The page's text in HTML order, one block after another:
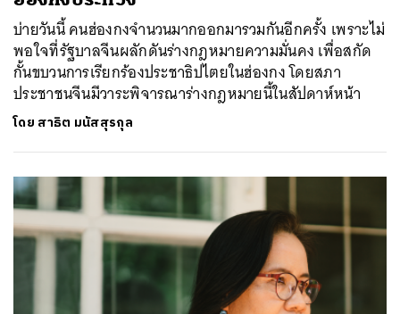
บ่ายวันนี้ คนฮ่องกงจำนวนมากออกมารวมกันอีกครั้ง เพราะไม่
พอใจที่รัฐบาลจีนผลักดันร่างกฎหมายความมั่นคง เพื่อสกัด
กั้นขบวนการเรียกร้องประชาธิปไตยในฮ่องกง โดยสภา
ประชาชนจีนมีวาระพิจารณาร่างกฎหมายนี้ในสัปดาห์หน้า
โดย สาธิต มนัสสุรกุล